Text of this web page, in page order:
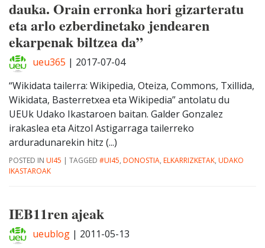
dauka. Orain erronka hori gizarteratu
eta arlo ezberdinetako jendearen
ekarpenak biltzea da”
ueu365 | 2017-07-04
“Wikidata tailerra: Wikipedia, Oteiza, Commons, Txillida,
Wikidata, Basterretxea eta Wikipedia” antolatu du
UEUk Udako Ikastaroen baitan. Galder Gonzalez
irakaslea eta Aitzol Astigarraga tailerreko
arduradunarekin hitz (...)
POSTED IN UI45 | TAGGED #UI45, DONOSTIA, ELKARRIZKETAK, UDAKO
IKASTAROAK
IEB11ren ajeak
ueublog | 2011-05-13